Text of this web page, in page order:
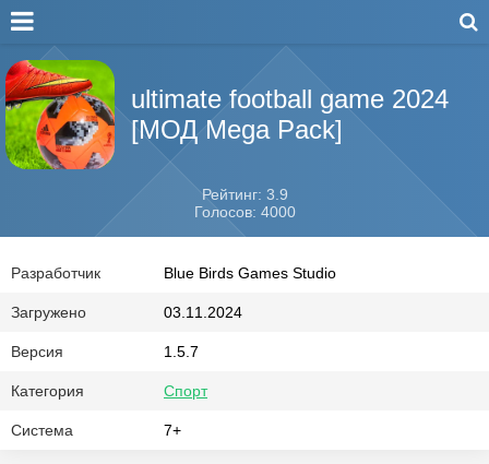
ultimate football game 2024
[МОД Mega Pack]
Рейтинг: 3.9
Голосов: 4000
Разработчик Blue Birds Games Studio
Загружено 03.11.2024
Версия 1.5.7
Категория Спорт
Система 7+